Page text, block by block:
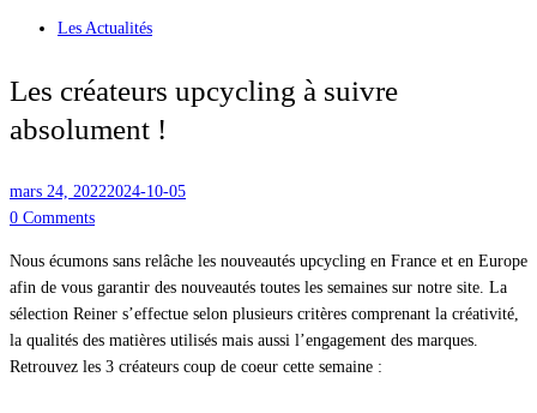
Les Actualités
Les créateurs upcycling à suivre
absolument !
mars 24, 20222024-10-05
0 Comments
Nous écumons sans relâche les nouveautés upcycling en France et en Europe
afin de vous garantir des nouveautés toutes les semaines sur notre site. La
sélection Reiner s’effectue selon plusieurs critères comprenant la créativité,
la qualités des matières utilisés mais aussi l’engagement des marques.
Retrouvez les 3 créateurs coup de coeur cette semaine :